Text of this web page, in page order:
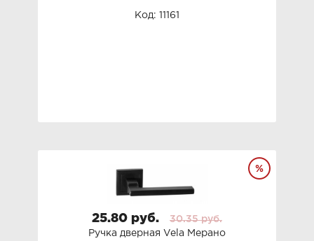
Код: 11161
25.80 руб.
30.35 руб.
Ручка дверная Vela Мерано